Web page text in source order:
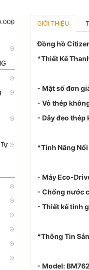
GIỚI THIỆU
Đồng hồ
*Thiết Kế
- Mặt số đơn
- Vỏ thép
- Dây đeo
*Tính Năng
- Máy Eco-
- Chống nước
- Thiết kế tinh
*Thông Tin
- Model: